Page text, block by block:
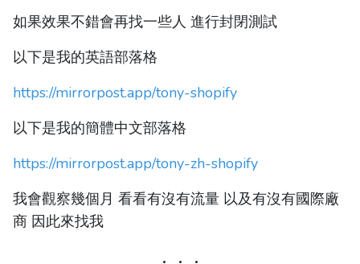
如果效果不錯會再找一些人 進行封閉測試
以下是我的英語部落格
https://mirrorpost.app/tony-shopify
以下是我的簡體中文部落格
https://mirrorpost.app/tony-zh-shopify
我會觀察幾個月 看看有沒有流量 以及有沒有國際廠
商 因此來找我